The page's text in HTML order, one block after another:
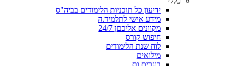
ידיעון כל תוכניות הלימודים בביה"ס
מידע אישי לתלמיד.ה
מקוונים אליכםן 24/7
חיפוש קורס
לוח שנת הלימודים
מילואים
בוגרים.ות